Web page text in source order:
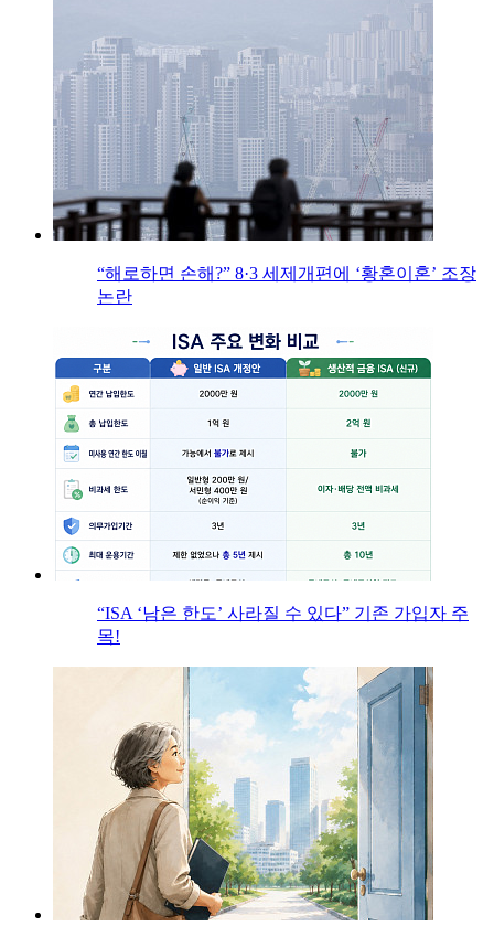
“해로하면 손해?” 8·3 세제개편에 ‘황혼이혼’ 조장
논란
“ISA ‘남은 한도’ 사라질 수 있다” 기존 가입자 주
목!